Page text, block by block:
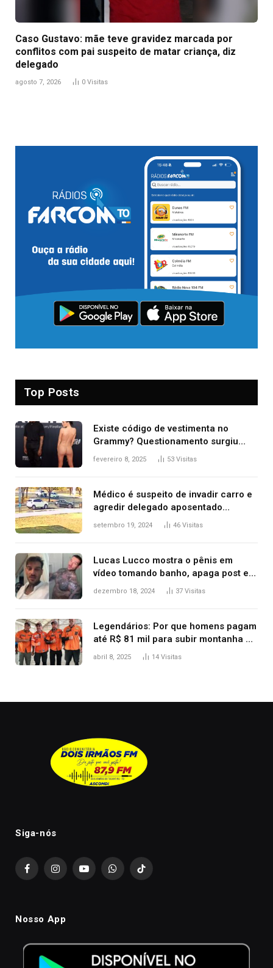
Caso Gustavo: mãe teve gravidez marcada por
conflitos com pai suspeito de matar criança, diz
delegado
agosto 7, 2026 0 Visitas
Top Posts
Existe código de vestimenta no
Grammy? Questionamento surgiu
após Bianca Censori, mulher de
fevereiro 8, 2025 53 Visitas
Médico é suspeito de invadir carro e
agredir delegado aposentado
durante confusão no trânsito
setembro 19, 2024 46 Visitas
Lucas Lucco mostra o pênis em
vídeo tomando banho, apaga post e
diz ‘foi mal’
dezembro 18, 2024 37 Visitas
Legendários: Por que homens pagam
até R$ 81 mil para subir montanha e
melhorar casamento?
abril 8, 2025 14 Visitas
Siga-nós
FacebookInstagramYouTubeWhatsAppTikTok
Nosso App